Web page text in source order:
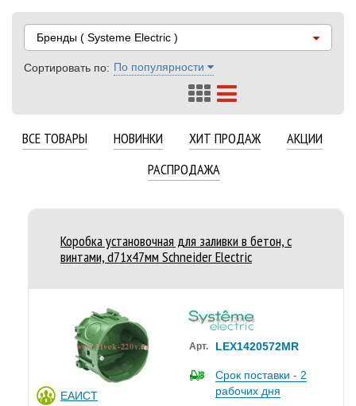
Бренды ( Systeme Electric )
Сортировать по: По популярности
ВСЕ ТОВАРЫ НОВИНКИ ХИТ ПРОДАЖ
АКЦИИ
РАСПРОДАЖА
Коробка установочная для заливки в бетон, с
винтами, d71х47мм Schneider Electric
ЕАИСТ
Арт. LEX1420572MR
Срок поставки - 2
рабочих дня